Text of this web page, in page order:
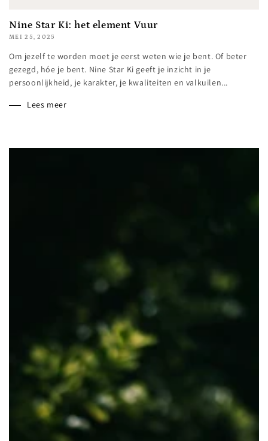
Nine Star Ki: het element Vuur
MEI 25, 2025
Om jezelf te worden moet je eerst weten wie je bent. Of beter
gezegd, hóe je bent. Nine Star Ki geeft je inzicht in je
persoonlijkheid, je karakter, je kwaliteiten en valkuilen...
Lees meer